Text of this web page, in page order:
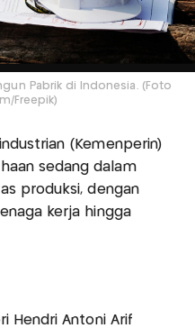
Pabrik di Indonesia. (Foto
Freepik)
(Kemenperin)
sedang dalam
produksi, dengan
kerja hingga
Hendri Antoni Arif